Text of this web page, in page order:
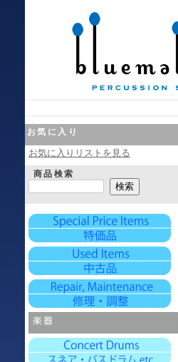
お気に入り
お気に入りリストを見る
商品検索